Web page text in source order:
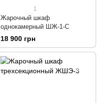
1
Жарочный шкаф
однокамерный ШЖ-1-С
18 900 грн